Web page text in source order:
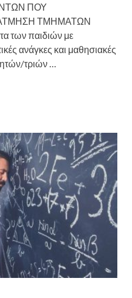
ΠΟΥ
ΤΜΗΜΑΤΩΝ
των παιδιών με
ανάγκες και μαθησιακές
τριών …